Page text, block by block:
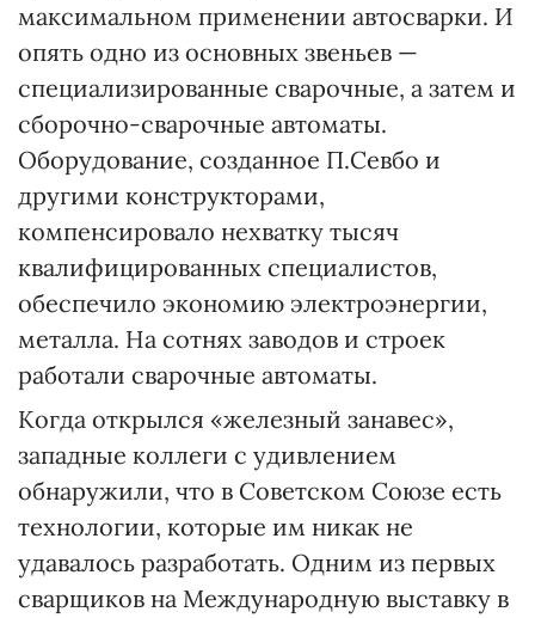
максимальном применении автосварки. И
опять одно из основных звеньев —
специализированные сварочные, а затем и
сборочно-сварочные автоматы.
Оборудование, созданное П.Севбо и
другими конструкторами,
компенсировало нехватку тысяч
квалифицированных специалистов,
обеспечило экономию электроэнергии,
металла. На сотнях заводов и строек
работали сварочные автоматы.
Когда открылся «железный занавес»,
западные коллеги с удивлением
обнаружили, что в Советском Союзе есть
технологии, которые им никак не
удавалось разработать. Одним из первых
сварщиков на Международную выставку в